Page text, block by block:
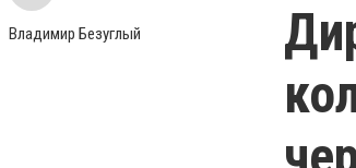
Владимир Безуглый